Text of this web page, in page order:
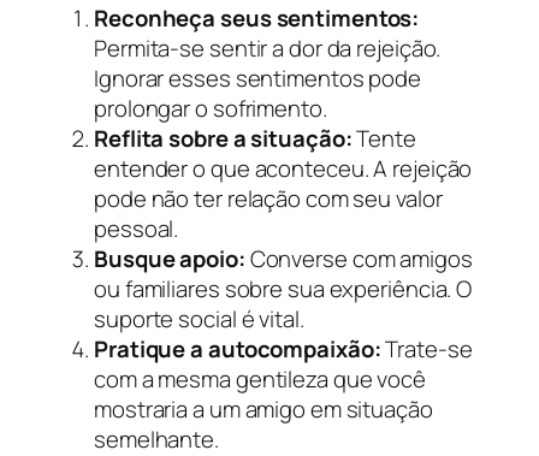
Reconheça seus sentimentos:
Permita-se sentir a dor da rejeição.
Ignorar esses sentimentos pode
prolongar o sofrimento.
Reflita sobre a situação:Tente
entender o que aconteceu. A rejeição
pode não ter relação com seu valor
pessoal.
Busque apoio:Converse com amigos
ou familiares sobre sua experiência. O
suporte social é vital.
Pratique a autocompaixão:Trate-se
com a mesma gentileza que você
mostraria a um amigo em situação
semelhante.